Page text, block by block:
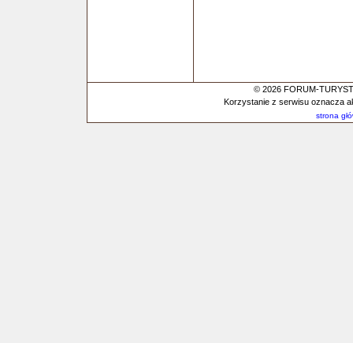
© 2026 FORUM-
Korzystanie z serwisu oznacza
strona